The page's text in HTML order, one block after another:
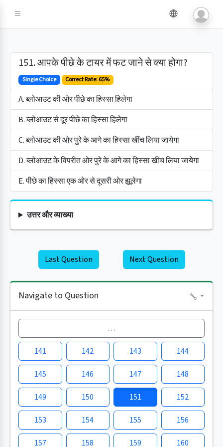
151. आपके पीछे के टायर में फट जाने से क्या होगा?
Single Choice Correct Rate: 65%
A. ब्लोआउट की ओर पीछे का हिस्सा हिलेगा
B. ब्लोआउट से दूर पीछे का हिस्सा हिलेगा
C. ब्लोआउट की ओर पुरे के आगे का हिस्सा खींच लिया जायेगा
D. ब्लोआउट के विपरीत ओर पुरे के आगे का हिस्सा खींच लिया जायेगा
E. पीछे का हिस्सा एक ओर से दूसरी ओर झूलेगा
उत्तर और व्याख्या
Last Question Next Question
Navigate to Question
…
141 142 143 144
145 146 147 148
149 150 151 152
153 154 155 156
157 158 159 160